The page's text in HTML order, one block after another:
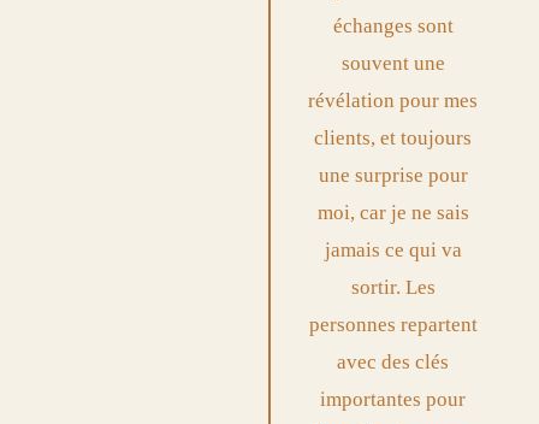
échanges sont
souvent une
révélation pour mes
clients, et toujours
une surprise pour
moi, car je ne sais
jamais ce qui va
sortir. Les
personnes repartent
avec des clés
importantes pour